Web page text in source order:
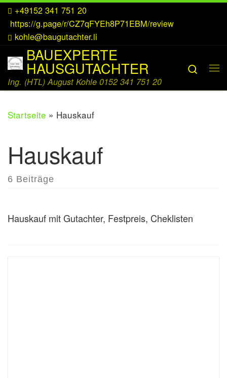
Zum Inhalt springen
+49152 341 751 20
https://g.page/r/CZ7qFYEh8P71EBM/review
kohle@baugutachter.li
BAUEXPERTE
HAUSGUTACHTER
Ing. (HTL) August Kohle 0152 341 751 20
Search
Startseite » Hauskauf
Hauskauf
6 Beiträge
Hauskauf mit Gutachter, Festpreis, Cheklisten